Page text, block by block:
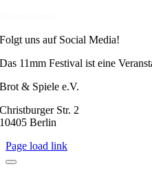
Folgt uns auf Social Media!
Das 11mm Festival ist eine
Brot & Spiele e.V.
Christburger Str. 2
10405 Berlin
Page load link